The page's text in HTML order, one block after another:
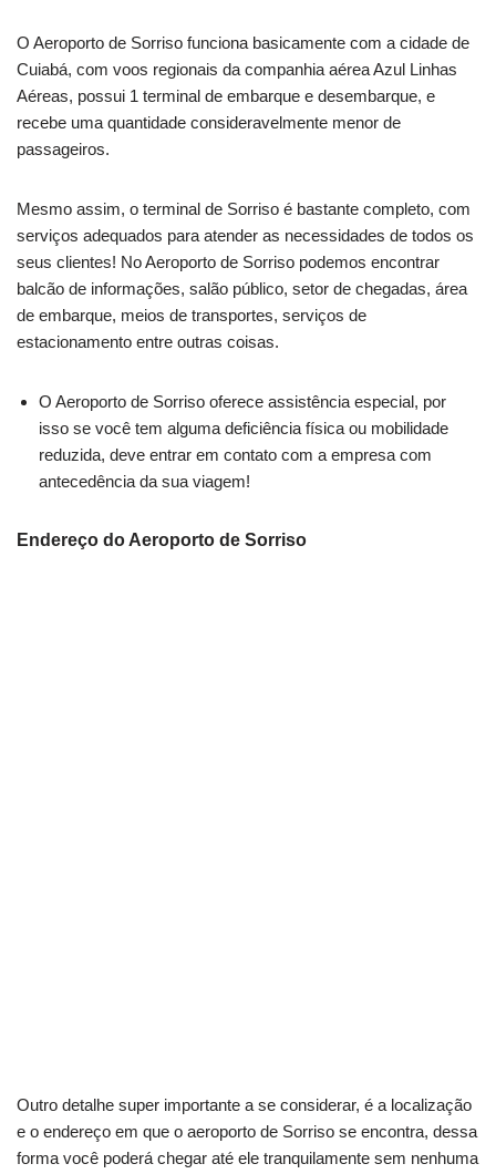
O Aeroporto de Sorriso funciona basicamente com a cidade de
Cuiabá, com voos regionais da companhia aérea Azul Linhas
Aéreas, possui 1 terminal de embarque e desembarque, e
recebe uma quantidade consideravelmente menor de
passageiros.
Mesmo assim, o terminal de Sorriso é bastante completo, com
serviços adequados para atender as necessidades de todos os
seus clientes! No Aeroporto de Sorriso podemos encontrar
balcão de informações, salão público, setor de chegadas, área
de embarque, meios de transportes, serviços de
estacionamento entre outras coisas.
O Aeroporto de Sorriso oferece assistência especial, por
isso se você tem alguma deficiência física ou mobilidade
reduzida, deve entrar em contato com a empresa com
antecedência da sua viagem!
Endereço do Aeroporto de Sorriso
Outro detalhe super importante a se considerar, é a localização
e o endereço em que o aeroporto de Sorriso se encontra, dessa
forma você poderá chegar até ele tranquilamente sem nenhuma